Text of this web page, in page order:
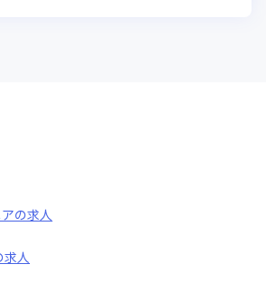
の求人
求人